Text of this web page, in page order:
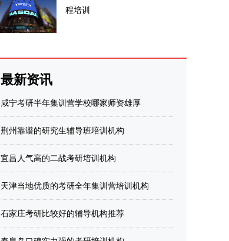
程培训
最新资讯
咸宁考研半年集训营学校哪家师资雄厚
荆州靠谱的研究生辅导班培训机构
宜昌人气高的二战考研培训机构
天津当地优质的考研全年集训营培训机构
石家庄考研比较好的辅导机构推荐